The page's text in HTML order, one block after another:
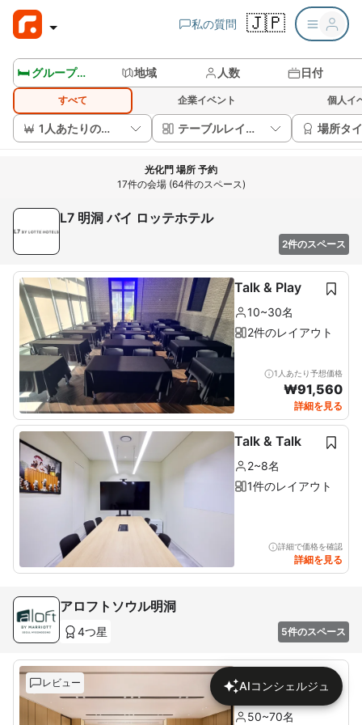
私の質問 🇯🇵
🛏️ グループルームを見る 地域 人数 日付
すべて 企業イベント 個人イ
1人あたりの価格 テーブルレイアウト 場所タ
光化門 場所 予約
17件の会場 (64件のスペース)
L7 明洞 バイ ロッテホテル
2件のスペース
Talk & Play
10~30名
2件のレイアウト
1人あたり予想価格
₩91,560
詳細を見る
Talk & Talk
2~8名
1件のレイアウト
詳細で価格を確認
詳細を見る
アロフトソウル明洞
4つ星 5件のスペース
レビュー
バリオス 1+2
+NOOK
50~70名
AIコンシェルジュ